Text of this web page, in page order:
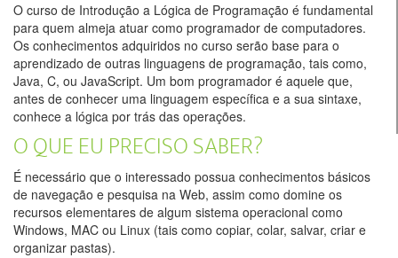
O curso de Introdução a Lógica de Programação é fundamental
para quem almeja atuar como programador de computadores.
Os conhecimentos adquiridos no curso serão base para o
aprendizado de outras linguagens de programação, tais como,
Java, C, ou JavaScript. Um bom programador é aquele que,
antes de conhecer uma linguagem específica e a sua sintaxe,
conhece a lógica por trás das operações.
O QUE EU PRECISO SABER?
É necessário que o interessado possua conhecimentos básicos
de navegação e pesquisa na Web, assim como domine os
recursos elementares de algum sistema operacional como
Windows, MAC ou Linux (tais como copiar, colar, salvar, criar e
organizar pastas).